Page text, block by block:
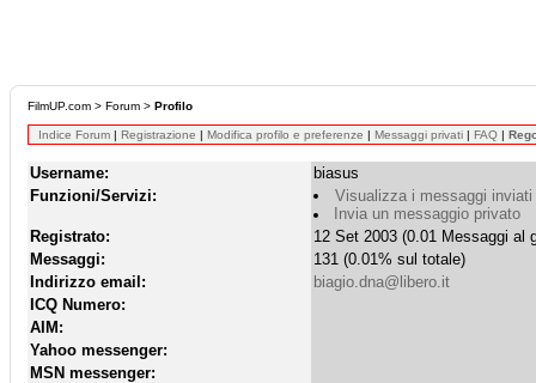
FilmUP.com > Forum > Profilo
Indice Forum | Registrazione | Modifica profilo e preferenze | Messaggi privati | FAQ |
Username:
biasus
Funzioni/Servizi:
Visualizza i messaggi
Invia un messaggio privato
Registrato:
12 Set 2003 (0.01 Messaggi al
Messaggi:
131 (0.01% sul totale)
Indirizzo email:
biagio.dna@libero.it
ICQ Numero:
AIM:
Yahoo messenger:
MSN messenger: